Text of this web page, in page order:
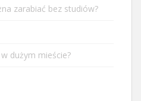
zarabiać bez studiów?
dużym mieście?